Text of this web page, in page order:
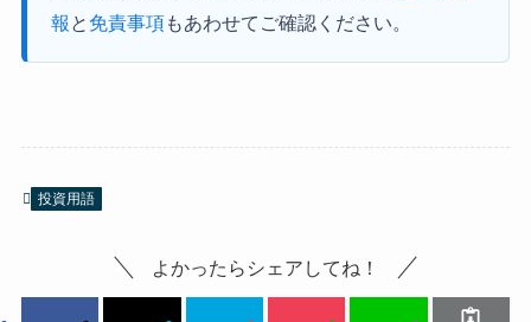
報 と 免責事項もあわせてご確認ください。
投資用語
よかったらシェアしてね！